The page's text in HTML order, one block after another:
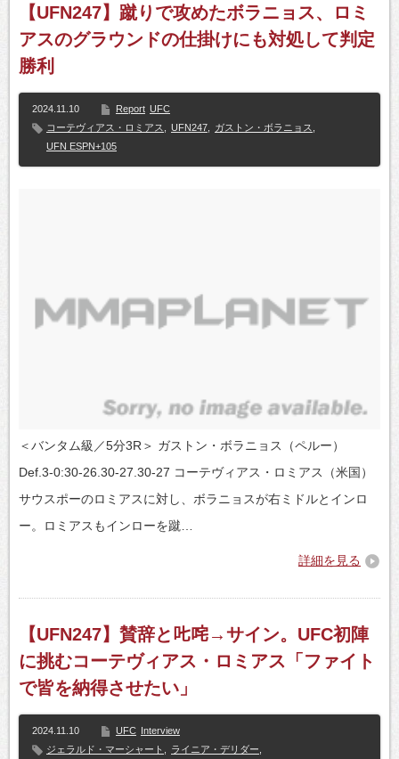
【UFN247】蹴りで攻めたボラニョス、ロミ
アスのグラウンドの仕掛けにも対処して判定
勝利
2024.11.10 Report UFC
コーテヴィアス・ロミアス
UFN247 ガストン・ボラニョス
UFN ESPN+105
＜バンタム級／5分3R＞ ガストン・ボラニョス（ペルー）
Def.3-0:30-26.30-27.30-27 コーテヴィアス・ロミアス（米国）
サウスポーのロミアスに対し、ボラニョスが右ミドルとインロ
ー。ロミアスもインローを蹴…
詳細を見る
【UFN247】賛辞と𠮟咤→サイン。UFC初陣
に挑むコーテヴィアス・ロミアス「ファイト
で皆を納得させたい」
2024.11.10 UFC Interview
ジェラルド・マーシャート
ライニア・デリダー